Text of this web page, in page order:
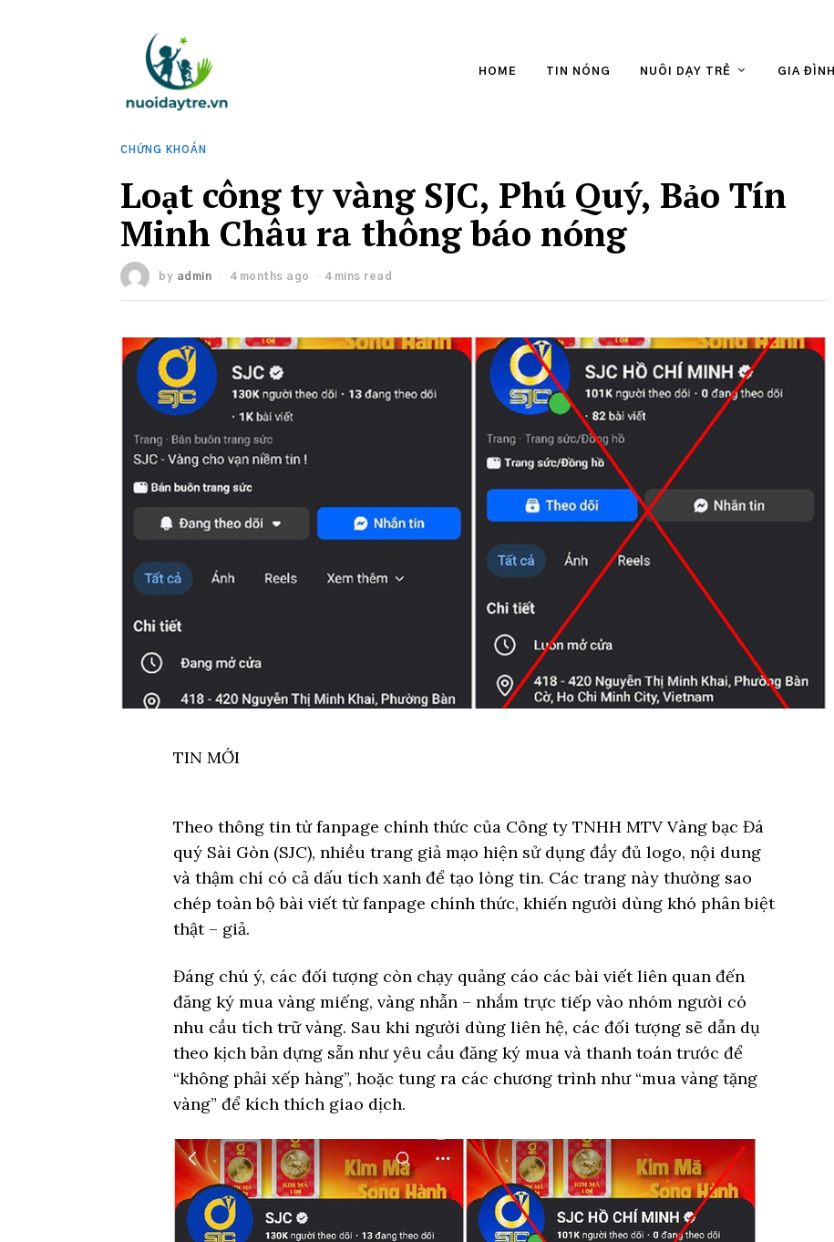
HOME TIN NÓNG NUÔI DẠY TRẺ GIA ĐÌNH
CHỨNG KHOÁN
Loạt công ty vàng SJC, Phú Quý, Bảo Tín
Minh Châu ra thông báo nóng
by admin 4 months ago 4 mins read
TIN MỚI
Theo thông tin từ fanpage chính thức của Công ty TNHH MTV Vàng bạc Đá
quý Sài Gòn (SJC), nhiều trang giả mạo hiện sử dụng đầy đủ logo, nội dung
và thậm chí có cả dấu tích xanh để tạo lòng tin. Các trang này thường sao
chép toàn bộ bài viết từ fanpage chính thức, khiến người dùng khó phân biệt
thật – giả.
Đáng chú ý, các đối tượng còn chạy quảng cáo các bài viết liên quan đến
đăng ký mua vàng miếng, vàng nhẫn – nhắm trực tiếp vào nhóm người có
nhu cầu tích trữ vàng. Sau khi người dùng liên hệ, các đối tượng sẽ dẫn dụ
theo kịch bản dựng sẵn như yêu cầu đăng ký mua và thanh toán trước để
“không phải xếp hàng”, hoặc tung ra các chương trình như “mua vàng tặng
vàng” để kích thích giao dịch.